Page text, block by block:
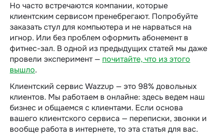
Но часто встречаются компании, которые
клиентским сервисом пренебрегают. Попробуйте
заказать стул для компьютера и не нарваться на
игнор. Или без проблем оформить абонемент в
фитнес-зал. В одной из предыдущих статей мы даже
провели эксперимент — почитайте, что из этого
вышло.
Клиентский сервис Wazzup — это 98% довольных
клиентов. Мы работаем в онлайне: здесь ведем наш
бизнес и общаемся с клиентами. Если основа
вашего клиентского сервиса — переписки, звонки и
вообще работа в интернете, то эта статья для вас.